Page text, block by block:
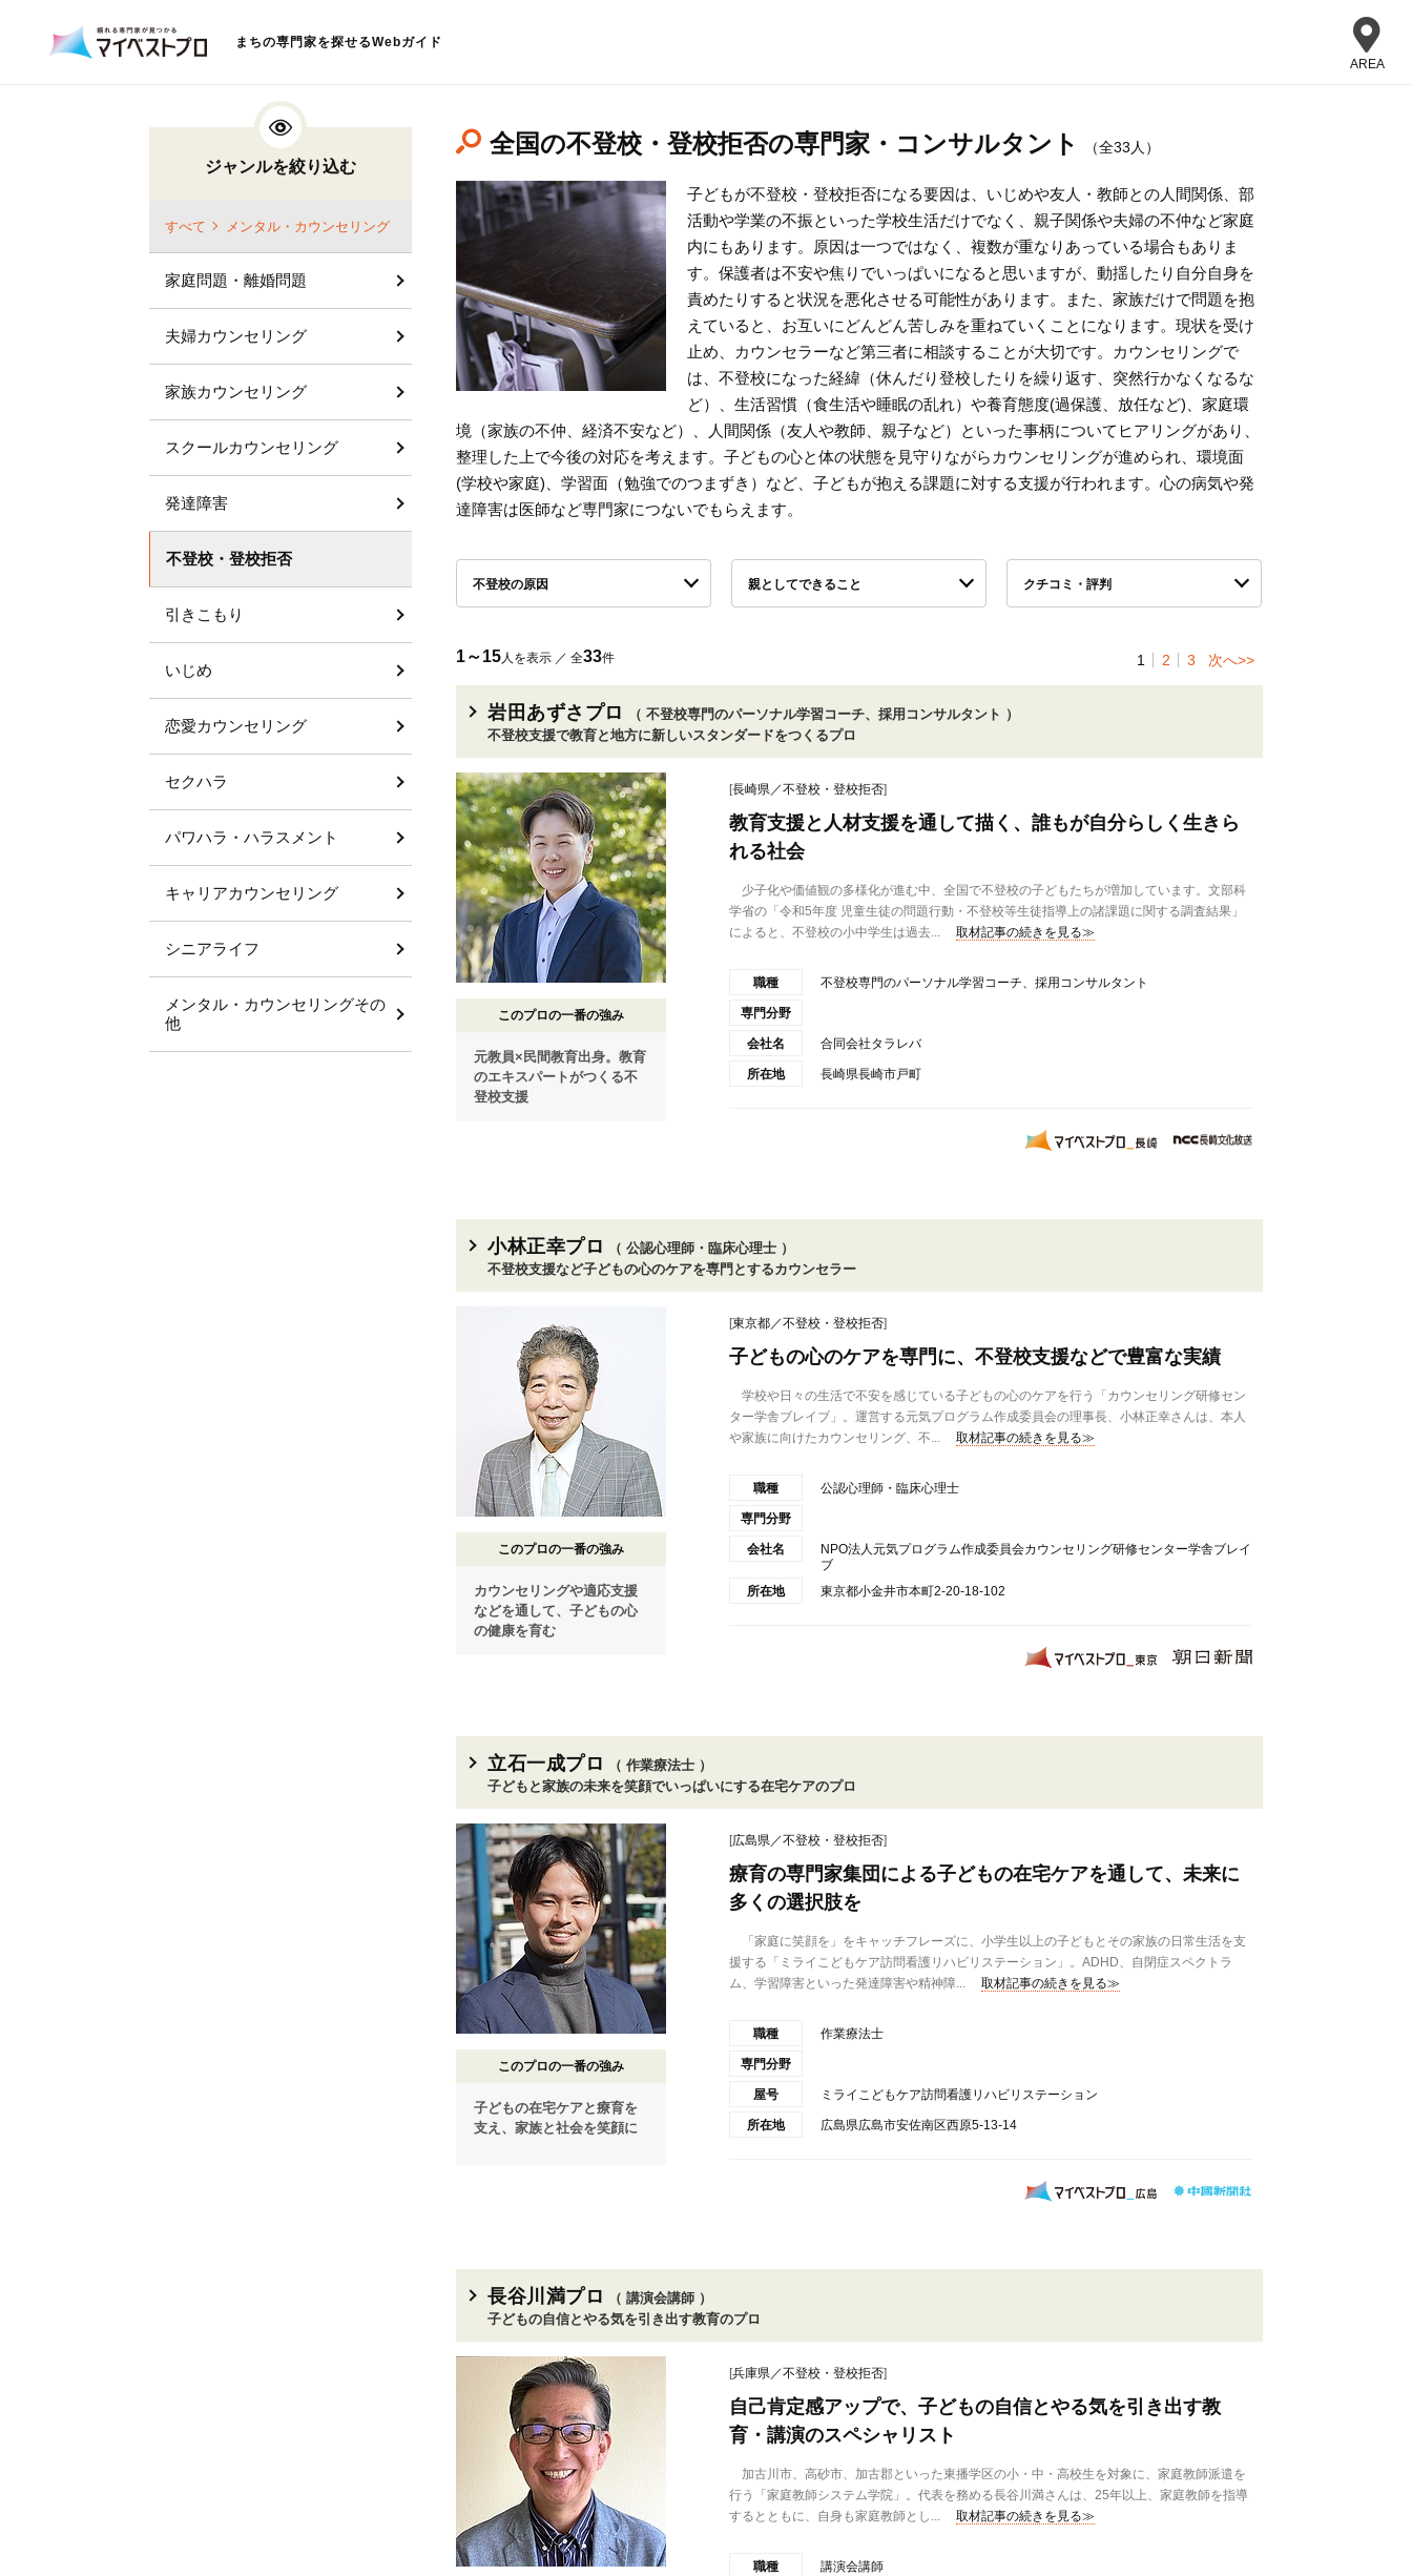
まちの専門家を探せるWebガイド
AREA
全国の不登校・登校拒否の専門家・コンサルタント （全33人）
子どもが不登校・登校拒否になる要因は、いじめや友人・教師との人間関係、部
活動や学業の不振といった学校生活だけでなく、親子関係や夫婦の不仲など家庭
内にもあります。原因は一つではなく、複数が重なりあっている場合もありま
す。保護者は不安や焦りでいっぱいになると思いますが、動揺したり自分自身を
責めたりすると状況を悪化させる可能性があります。また、家族だけで問題を抱
えていると、お互いにどんどん苦しみを重ねていくことになります。現状を受け
止め、カウンセラーなど第三者に相談することが大切です。カウンセリングで
は、不登校になった経緯（休んだり登校したりを繰り返す、突然行かなくなるな
ど）、生活習慣（食生活や睡眠の乱れ）や養育態度(過保護、放任など)、家庭環
境（家族の不仲、経済不安など）、人間関係（友人や教師、親子など）といった事柄についてヒアリングがあり、
整理した上で今後の対応を考えます。子どもの心と体の状態を見守りながらカウンセリングが進められ、環境面
(学校や家庭)、学習面（勉強でのつまずき）など、子どもが抱える課題に対する支援が行われます。心の病気や発
達障害は医師など専門家につないでもらえます。
不登校の原因 親としてできること クチコミ・評判
1～15人を表示 ／ 全33件 1 2 3 次へ>>
岩田あずさプロ
（ 不登校専門のパーソナル学習コーチ、採用コンサルタント ）
不登校支援で教育と地方に新しいスタンダードをつくるプロ
このプロの一番の強み
元教員×民間教育出身。教育
のエキスパートがつくる不
登校支援
[長崎県／不登校・登校拒否]
教育支援と人材支援を通して描く、誰もが自分らしく生きら
れる社会
少子化や価値観の多様化が進む中、全国で不登校の子どもたちが増加しています。文部科
学省の「令和5年度 児童生徒の問題行動・不登校等生徒指導上の諸課題に関する調査結果」
によると、不登校の小中学生は過去...
取材記事の続きを見る≫
職種 不登校専門のパーソナル学習コーチ、採用コンサルタント
専門分野
会社名 合同会社タラレバ
所在地 長崎県長崎市戸町
小林正幸プロ
（ 公認心理師・臨床心理士 ）
不登校支援など子どもの心のケアを専門とするカウンセラー
このプロの一番の強み
カウンセリングや適応支援
などを通して、子どもの心
の健康を育む
[東京都／不登校・登校拒否]
子どもの心のケアを専門に、不登校支援などで豊富な実績
学校や日々の生活で不安を感じている子どもの心のケアを行う「カウンセリング研修セン
ター学舎ブレイブ」。運営する元気プログラム作成委員会の理事長、小林正幸さんは、本人
や家族に向けたカウンセリング、不...
取材記事の続きを見る≫
職種 公認心理師・臨床心理士
専門分野
会社名
NPO法人元気プログラム作成委員会カウンセリング研修センター学舎ブレイ
ブ
所在地
東京都小金井市本町2-20-18-102
立石一成プロ
（ 作業療法士 ）
子どもと家族の未来を笑顔でいっぱいにする在宅ケアのプロ
このプロの一番の強み
子どもの在宅ケアと療育を
支え、家族と社会を笑顔に
[広島県／不登校・登校拒否]
療育の専門家集団による子どもの在宅ケアを通して、未来に
多くの選択肢を
「家庭に笑顔を」をキャッチフレーズに、小学生以上の子どもとその家族の日常生活を支
援する「ミライこどもケア訪問看護リハビリステーション」。ADHD、自閉症スペクトラ
ム、学習障害といった発達障害や精神障...
取材記事の続きを見る≫
職種 作業療法士
専門分野
屋号 ミライこどもケア訪問看護リハビリステーション
所在地 広島県広島市安佐南区西原5-13-14
長谷川満プロ
（ 講演会講師 ）
子どもの自信とやる気を引き出す教育のプロ
[兵庫県／不登校・登校拒否]
自己肯定感アップで、子どもの自信とやる気を引き出す教
育・講演のスペシャリスト
加古川市、高砂市、加古郡といった東播学区の小・中・高校生を対象に、家庭教師派遣を
行う「家庭教師システム学院」。代表を務める長谷川満さんは、25年以上、家庭教師を指導
するとともに、自身も家庭教師とし...
取材記事の続きを見る≫
職種 講演会講師
ジャンルを絞り込む
すべて メンタル・カウンセリング
家庭問題・離婚問題
夫婦カウンセリング
家族カウンセリング
スクールカウンセリング
発達障害
不登校・登校拒否
引きこもり
いじめ
恋愛カウンセリング
セクハラ
パワハラ・ハラスメント
キャリアカウンセリング
シニアライフ
メンタル・カウンセリングその
他